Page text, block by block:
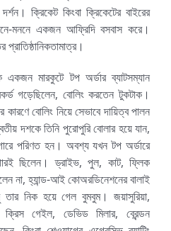
ক্রিকেট কিংবা ক্রিকেটের বাইরের
মননে একজন আফ্রিদি বসবাস করে।
একজন মারকুটে টপ অর্ডার ব্যাটসম্যান
গড়েছিলেন, বোলিং করতেন টুকটাক।
বোলিং নিয়ে সেভাবে দায়িত্ব পালন
দশকে তিনি পুরোপুরি বোলার হয়ে যান,
পরিণত হন। অবশ্য যখন টপ অর্ডারে
ছিলেন। ড্রাইভ, পুল, কাট, ফ্লিক
না, হ্যান্ড-আই কোঅরডিনেশনের বালাই
নিক হয়ে গেল বুমবুম। জয়াসুরিয়া,
ক্রিস গেইল, ডেভিড মিলার, ব্রেন্ডন